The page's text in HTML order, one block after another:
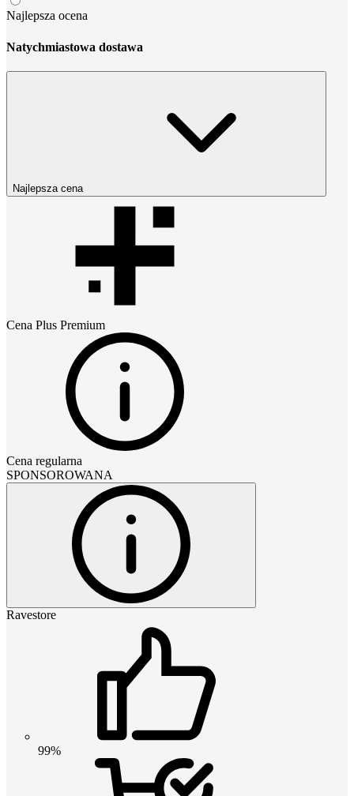
Najlepsza ocena
Natychmiastowa dostawa
Najlepsza cena
Cena Plus Premium
Cena regularna
SPONSOROWANA
Ravestore
99%